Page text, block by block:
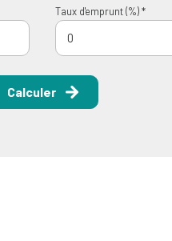
Taux d'emprunt (%) *
Calculer